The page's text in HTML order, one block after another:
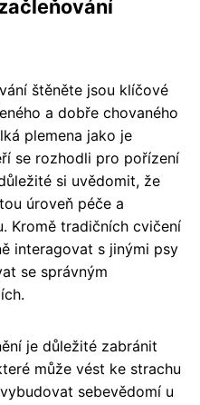
štěněte jsou klíčové
a dobře chovaného
plemena jako je
se rozhodli pro pořízení
si uvědomit, že
úroveň péče a
Kromě tradičních cvičení
interagovat s jinými psy
se správným
je důležité zabránit
může vést ke strachu
sebevědomí u